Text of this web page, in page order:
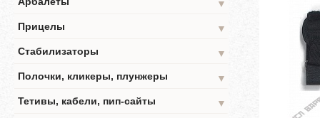
▼
Прицелы
▼
Стабилизаторы
▼
Полочки, кликеры, плунжеры
▼
Тетивы, кабели, пип-сайты
▼